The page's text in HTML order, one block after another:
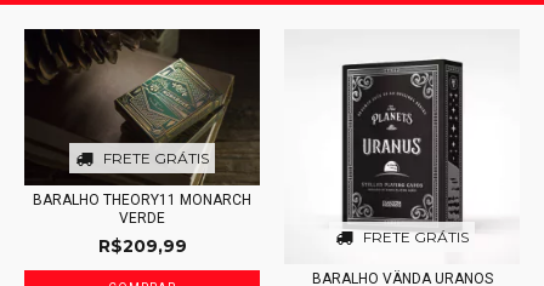
FRETE GRÁTIS
BARALHO THEORY11 MONARCH
VERDE
R$209,99 FRETE GRÁTIS
BARALHO VÄNDA URANOS